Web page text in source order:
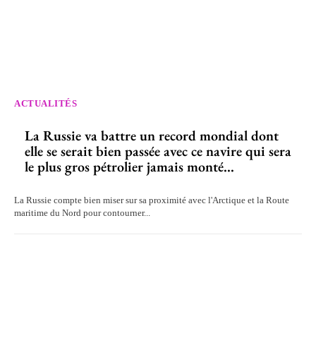
ACTUALITÉS
La Russie va battre un record mondial dont
elle se serait bien passée avec ce navire qui sera
le plus gros pétrolier jamais monté...
La Russie compte bien miser sur sa proximité avec l'Arctique et la Route
maritime du Nord pour contourner...